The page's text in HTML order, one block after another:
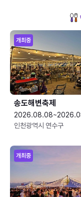
개최중
송도해변축제
인천광역시 연수구
개최중